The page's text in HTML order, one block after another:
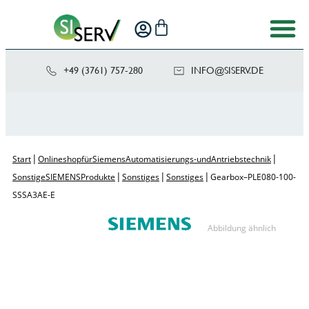
+49 (3761) 757-280 ED.VRE
SIS@OF
NI
Start | Onlineshop für Siemens Automatisierungs- und Antriebstechnik |
Sonstige SIEMENS Produkte | Sonstiges | Sonstiges | Gearbox – PLE080-100-
SSSA3AE-E
Abbildung ähnlich